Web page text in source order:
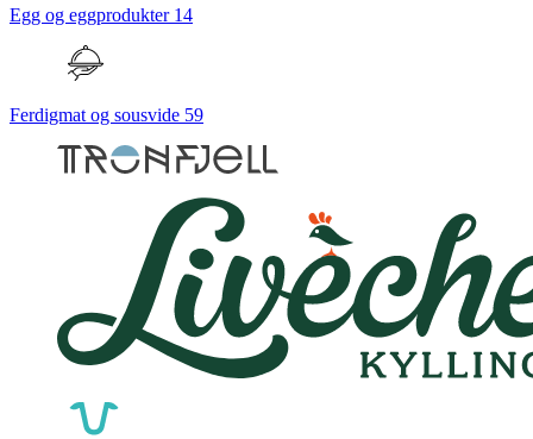
Egg og eggprodukter 14
Ferdigmat og sousvide 59